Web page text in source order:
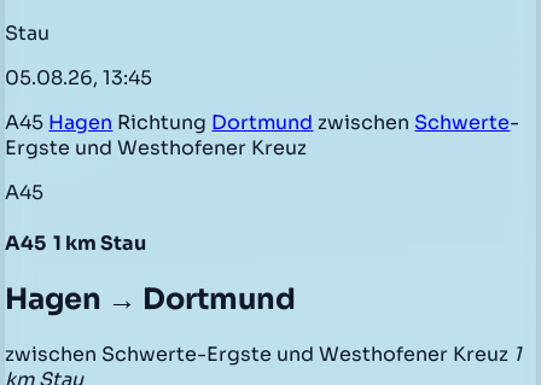
Stau
05.08.26, 13:45
A45 Hagen Richtung Dortmund zwischen Schwerte-
Ergste und Westhofener Kreuz
A45
A45 1 km Stau
Hagen → Dortmund
zwischen Schwerte-Ergste und Westhofener Kreuz 1
km Stau